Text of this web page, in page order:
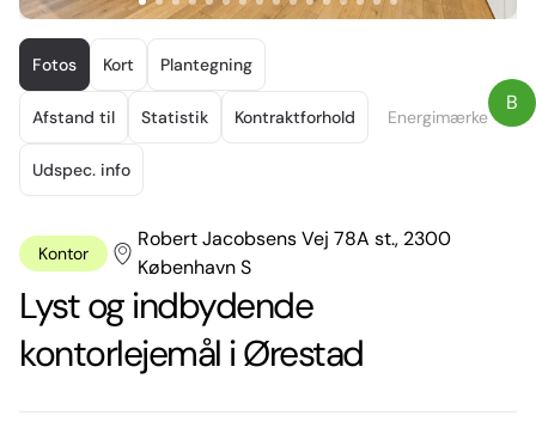
Item
of
16
Fotos Kort Plantegning
Afstand til Statistik Kontraktforhold
Udspec. info
Energimærke
B
Kontor
Robert Jacobsens Vej 78A st., 2300
København S
Lyst og indbydende
kontorlejemål i Ørestad